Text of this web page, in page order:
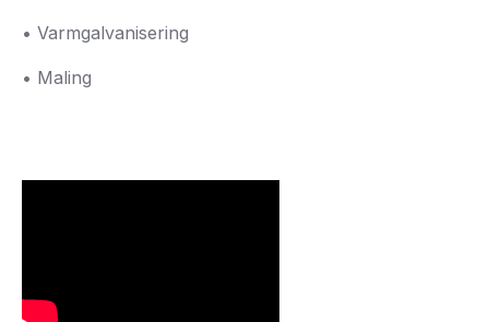
• Varmgalvanisering
• Maling